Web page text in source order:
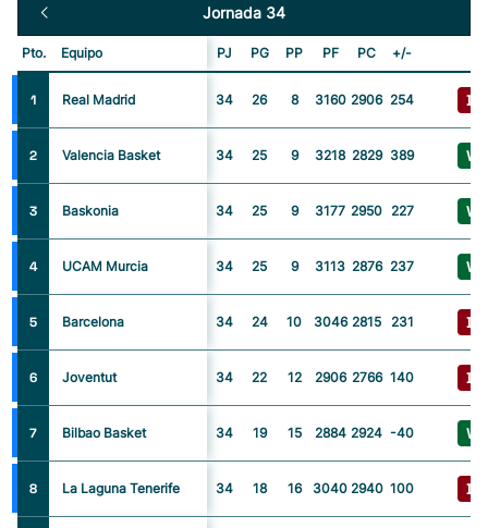
Jornada 34
Pto. Equipo PJ PG PP PF PC +/-
1 Real Madrid 34 26 8 3160 2906 254 D
2 Valencia Basket 34 25 9 3218 2829 389 V
3 Baskonia 34 25 9 3177 2950 227 V
4 UCAM Murcia 34 25 9 3113 2876 237 V
5 Barcelona 34 24 10 3046 2815 231 D
6 Joventut 34 22 12 2906 2766 140 D
7 Bilbao Basket 34 19 15 2884 2924 -40 V
8 La Laguna Tenerife 34 18 16 3040 2940 100 D